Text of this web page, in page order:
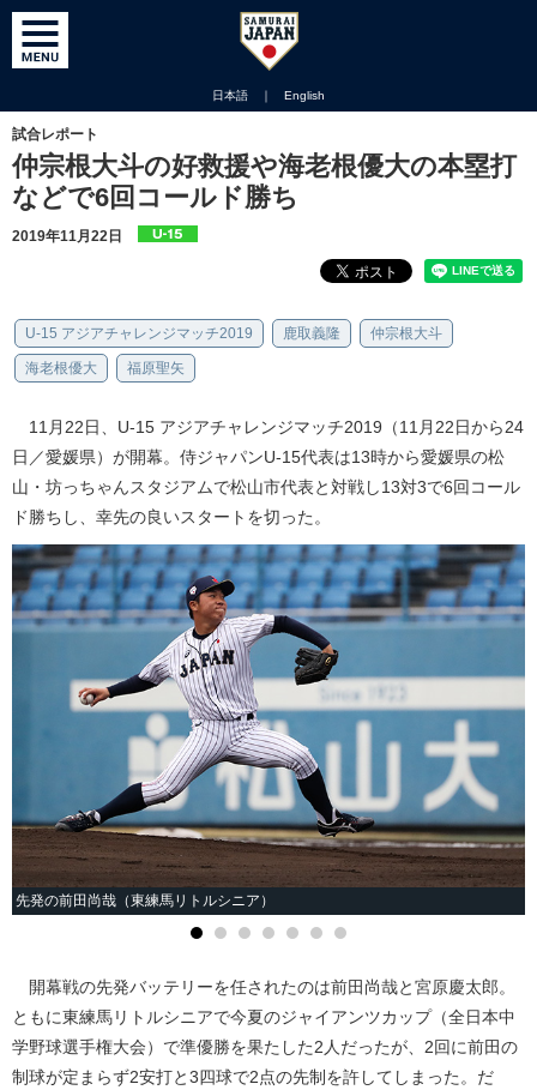
日本語 ｜ English
試合レポート
仲宗根大斗の好救援や海老根優大の本塁打
などで6回コールド勝ち
2019年11月22日
U-15 アジアチャレンジマッチ2019 鹿取義隆 仲宗根大斗
海老根優大 福原聖矢
11月22日、U-15 アジアチャレンジマッチ2019（11月22日から24
日／愛媛県）が開幕。侍ジャパンU-15代表は13時から愛媛県の松
山・坊っちゃんスタジアムで松山市代表と対戦し13対3で6回コール
ド勝ちし、幸先の良いスタートを切った。
先発の前田尚哉（東練馬リトルシニア）
開幕戦の先発バッテリーを任されたのは前田尚哉と宮原慶太郎。
ともに東練馬リトルシニアで今夏のジャイアンツカップ（全日本中
学野球選手権大会）で準優勝を果たした2人だったが、2回に前田の
制球が定まらず2安打と3四球で2点の先制を許してしまった。だ